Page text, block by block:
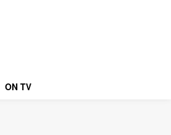
ON TV